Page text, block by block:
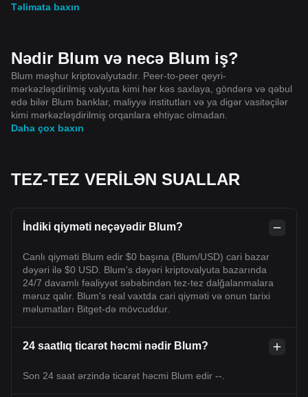
Təlimata baxın
Nədir Blum və necə Blum iş?
Blum məşhur kriptovalyutadır. Peer-to-peer qeyri-
mərkəzləşdirilmiş valyuta kimi hər kəs saxlaya, göndərə və qəbul
edə bilər Blum banklar, maliyyə institutları və ya digər vasitəçilər
kimi mərkəzləşdirilmiş orqanlara ehtiyac olmadan.
Daha çox baxın
TEZ-TEZ VERİLƏN SUALLAR
İndiki qiyməti neçəyədir Blum?
Canlı qiyməti Blum edir $0 başına (Blum/USD) cari bazar
dəyəri ilə $0 USD. Blum's dəyəri kriptovalyuta bazarında
24/7 davamlı fəaliyyət səbəbindən tez-tez dalğalanmalara
məruz qalır. Blum's real vaxtda cari qiyməti və onun tarixi
məlumatları Bitget-də mövcuddur.
24 saatlıq ticarət həcmi nədir Blum?
Son 24 saat ərzində ticarət həcmi Blum edir --.